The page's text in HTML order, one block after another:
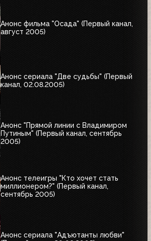
Анонс фильма "Осада" (Первый канал,
август 2005)
Анонс сериала "Две судьбы" (Первый
канал, 02.08.2005)
Анонс "Прямой линии с Владимиром
Путиным" (Первый канал, сентябрь
2005)
Анонс телеигры "Кто хочет стать
миллионером?" (Первый канал,
сентябрь 2005)
Анонс сериала "Адъютанты любви"